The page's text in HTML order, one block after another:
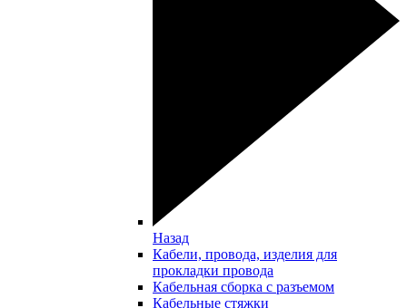
Назад
Кабели, провода, изделия для
прокладки провода
Кабельная сборка с разъемом
Кабельные стяжки